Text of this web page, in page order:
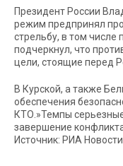
Президент России
режим предпринял
стрельбу, в том
подчеркнул, что
цели, стоящие перед
В Курской, а также
обеспечения
КТО.»Темпы
завершение
Источник: РИА Новости